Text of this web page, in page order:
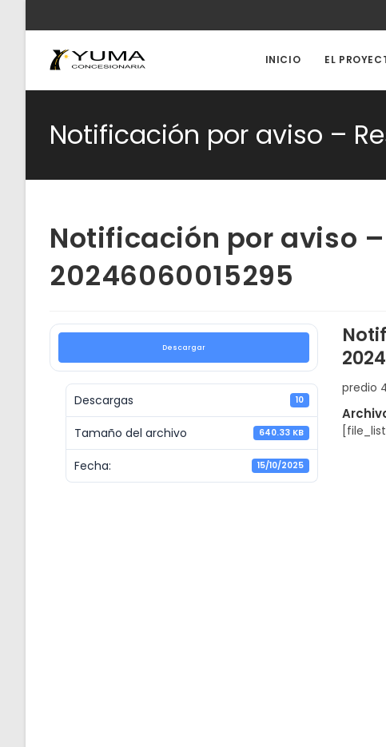
contenido
INICIO EL
Notificación por aviso –
Notificación por aviso
20246060015295
Descargar
Descargas 10
Tamaño del archivo 640.33 KB
Fecha: 15/10/2025
predio
[file_list]